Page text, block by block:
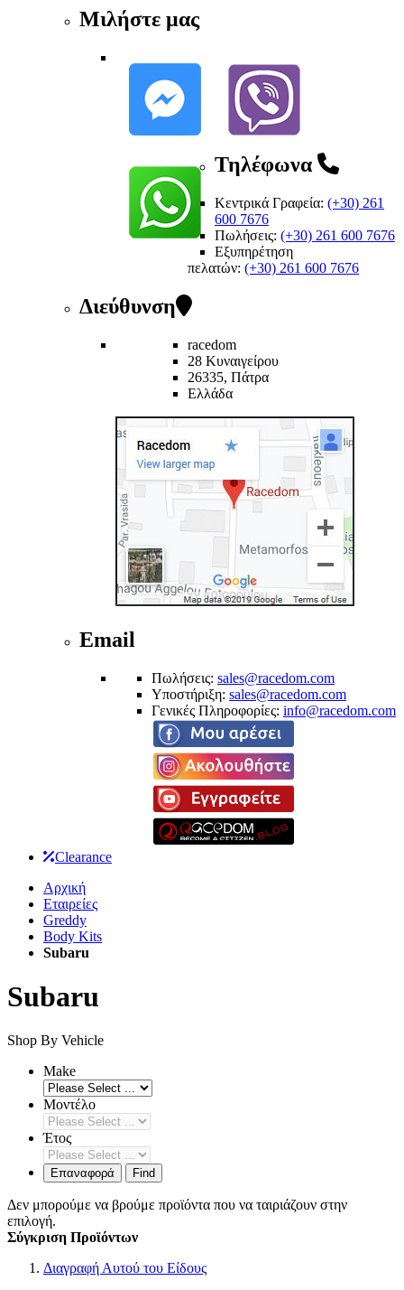
Μιλήστε μας
Τηλέφωνα
Κεντρικά Γραφεία: (+30) 261
600 7676
Πωλήσεις: (+30) 261 600 7676
Εξυπηρέτηση
πελατών: (+30) 261 600 7676
Διεύθυνση
racedom
28 Κυναιγείρου
26335, Πάτρα
Ελλάδα
Email
Πωλήσεις: sales@racedom.com
Υποστήριξη: sales@racedom.com
Γενικές Πληροφορίες: info@racedom.com
Clearance
Αρχική
Εταιρείες
Greddy
Body Kits
Subaru
Subaru
Shop By Vehicle
Make
Μοντέλο
Έτος
Επαναφορά Find
Δεν μπορούμε να βρούμε προϊόντα που να ταιριάζουν στην
επιλογή.
Σύγκριση Προϊόντων
Διαγραφή Αυτού του Είδους